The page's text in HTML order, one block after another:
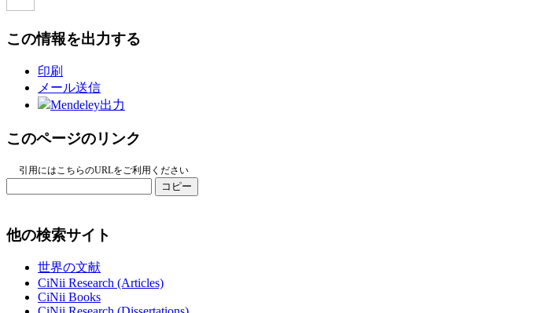
この情報を出力する
印刷
メール送信
Mendeley出力
このページのリンク
引用にはこちらのURLをご利用ください
コピー
他の検索サイト
世界の文献
CiNii Research (Articles)
CiNii Books